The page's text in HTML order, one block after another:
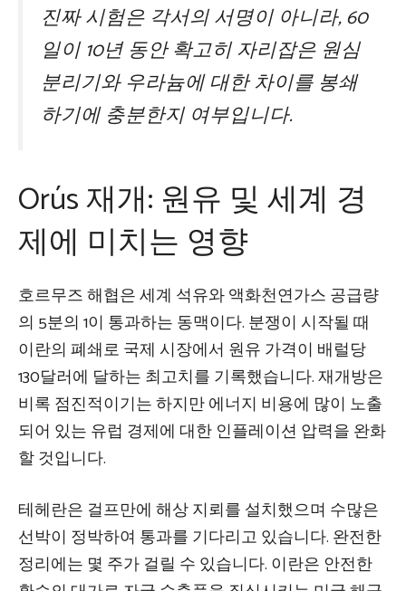
진짜 시험은 각서의 서명이 아니라, 60
일이 10년 동안 확고히 자리잡은 원심
분리기와 우라늄에 대한 차이를 봉쇄
하기에 충분한지 여부입니다.
Orús 재개: 원유 및 세계 경
제에 미치는 영향
호르무즈 해협은 세계 석유와 액화천연가스 공급량
의 5분의 1이 통과하는 동맥이다. 분쟁이 시작될 때
이란의 폐쇄로 국제 시장에서 원유 가격이 배럴당
130달러에 달하는 최고치를 기록했습니다. 재개방은
비록 점진적이기는 하지만 에너지 비용에 많이 노출
되어 있는 유럽 경제에 대한 인플레이션 압력을 완화
할 것입니다.
테헤란은 걸프만에 해상 지뢰를 설치했으며 수많은
선박이 정박하여 통과를 기다리고 있습니다. 완전한
정리에는 몇 주가 걸릴 수 있습니다. 이란은 안전한